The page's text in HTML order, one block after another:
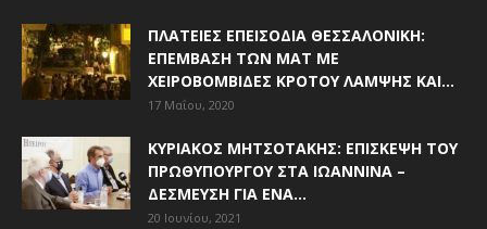
ΠΛΑΤΕΊΕΣ ΕΠΕΙΣΌΔΙΑ ΘΕΣΣΑΛΟΝΊΚΗ:
ΕΠΈΜΒΑΣΗ ΤΩΝ ΜΑΤ ΜΕ
ΧΕΙΡΟΒΟΜΒΊΔΕΣ ΚΡΌΤΟΥ ΛΆΜΨΗΣ ΚΑΙ...
17 Μαΐου, 2020
ΚΥΡΙΆΚΟΣ ΜΗΤΣΟΤΆΚΗΣ: ΕΠΊΣΚΕΨΗ ΤΟΥ
ΠΡΩΘΥΠΟΥΡΓΟΎ ΣΤΑ ΙΩΆΝΝΙΝΑ –
ΔΈΣΜΕΥΣΗ ΓΙΑ ΈΝΑ...
20 Ιουνίου, 2021